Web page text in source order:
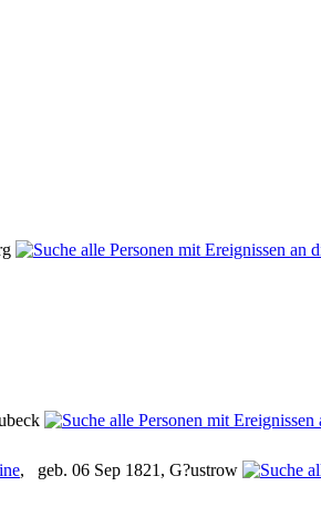
, geb. 06 Sep 1821, G?ustrow